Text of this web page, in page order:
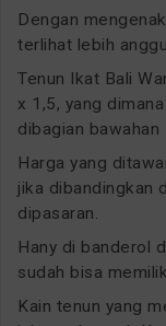
Dengan
terlihat lebih
Tenun Ikat Bali
x 1,5, yang
dibagian bawahan
Harga yang
jika dibandingkan
dipasaran.
Hany di banderol
sudah bisa
Kain tenun yang